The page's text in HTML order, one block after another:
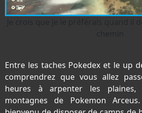
Entre les taches Pokedex et le up
comprendrez que vous allez
heures à arpenter les
montagnes de Pokemon